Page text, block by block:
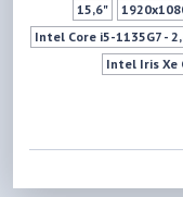
15,6"
Intel Core i5-1135G7 -
Intel Iris Xe